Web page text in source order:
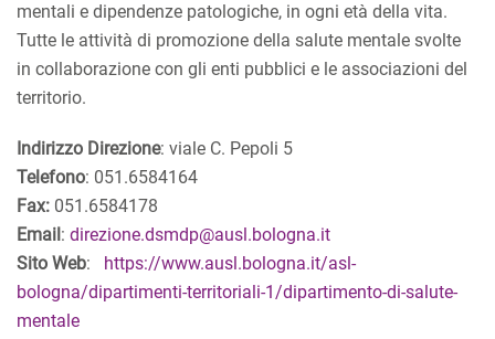
mentali e dipendenze patologiche, in ogni età della vita.
Tutte le attività di promozione della salute mentale svolte
in collaborazione con gli enti pubblici e le associazioni del
territorio.
Indirizzo Direzione: viale C. Pepoli 5
Telefono: 051.6584164
Fax: 051.6584178
Email: direzione.dsmdp@ausl.bologna.it
Sito Web: https://www.ausl.bologna.it/asl-
bologna/dipartimenti-territoriali-1/dipartimento-di-salute-
mentale